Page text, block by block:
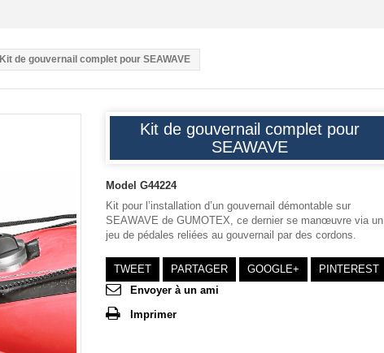
Kit de gouvernail complet pour SEAWAVE
Kit de gouvernail complet pour
SEAWAVE
Model G44224
Kit pour l’installation d’un gouvernail démontable sur
SEAWAVE de GUMOTEX, ce dernier se manœuvre via un
jeu de pédales reliées au gouvernail par des cordons.
TWEET PARTAGER GOOGLE+
PINTEREST
Envoyer à un ami
Imprimer